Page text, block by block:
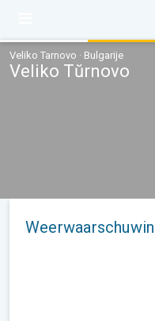
Veliko Tarnovo · Bulgarije
Veliko Tŭrnovo